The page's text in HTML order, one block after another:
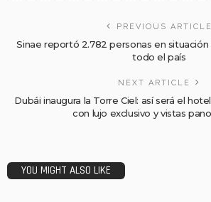
PREVIOUS ARTICLE
Sinae reportó 2.782 personas en
todo el país
NEXT ARTICLE
Dubái inaugura la Torre Ciel: así será el
con lujo exclusivo y vistas
YOU MIGHT ALSO LIKE